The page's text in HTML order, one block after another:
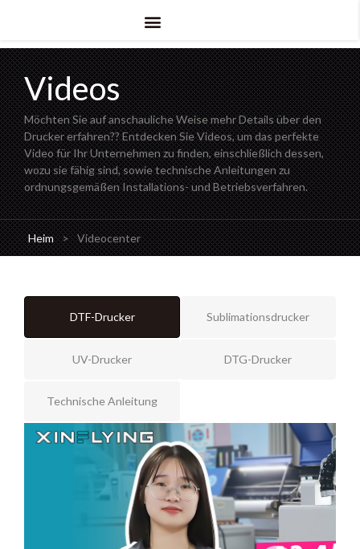
Videos
Möchten Sie auf anschauliche Weise mehr Details über den
Drucker erfahren?? Entdecken Sie Videos, um das perfekte
Video für Ihr Unternehmen zu finden, einschließlich dessen,
wozu sie fähig sind, sowie technische Anleitungen zu
ordnungsgemäßen Installations- und Betriebsverfahren.
Heim > Videocenter
DTF-Drucker Sublimationsdrucker
UV-Drucker DTG-Drucker
Technische Anleitung